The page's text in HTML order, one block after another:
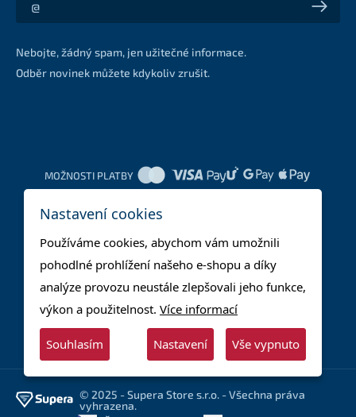
Akce a slevy na váš e-mail z první ruky
Nebojte, žádný spam, jen užitečné informace.
Odběr novinek můžete kdykoliv zrušit.
MOŽNOSTI PLATBY
© 2025 - Supera Store s.r.o. - Všechna práva
vyhrazena.
Nastavení cookies
Používáme cookies, abychom vám umožnili
pohodlné prohlížení našeho e-shopu a díky
analýze provozu neustále zlepšovali jeho funkce,
výkon a použitelnost. Více informací
Souhlasím Nastavení Vše vypnuto